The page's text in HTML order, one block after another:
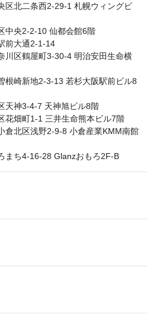
区北二条西2-29-1 札幌ウィングビ
中央2-2-10 仙都会館6階
前大通2-1-14
川区鶴屋町3-30-4 明治安田生命横
根崎新地2-3-13 若杉大阪駅前ビル8
天神3-4-7 天神旭ビル8階
花畑町1-1 三井生命熊本ビル7階
倉北区浅野2-9-8 小倉産業KMM南館
まち4-16-28 Glanzおもろ2F-B